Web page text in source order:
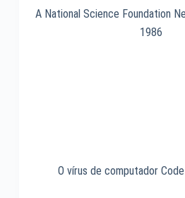
A National Science Foundation
1986
O vírus de computador